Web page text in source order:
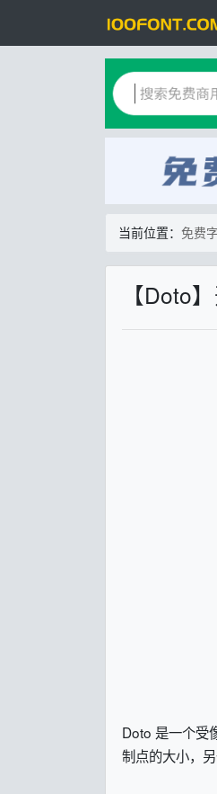
当前位置： 免费
【Doto
Doto 是一个受
制点的大小，